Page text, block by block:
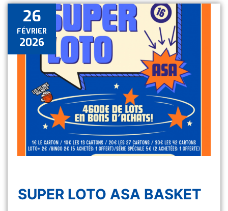
26
FÉVRIER
2026
SUPER LOTO ASA BASKET